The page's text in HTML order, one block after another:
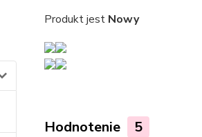
Produkt jest Nowy
Hodnotenie 5